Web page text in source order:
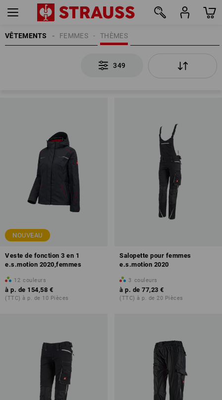
VÊTEMENTS THÈMES
FEMMES
349
NOUVEAU
Veste de fonction 3 en 1
e.s.motion 2020,femmes
12 couleurs
à p. de 154,58 €
(TTC) à p. de 10 Pièces
Salopette pour femmes
e.s.motion 2020
3 couleurs
à p. de 77,23 €
(TTC) à p. de 20 Pièces